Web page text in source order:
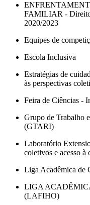
FAMILIAR -
2020/2023
Equipes de
Escola Inclusiva
Estratégias de
às perspectivas
Feira de Ciências -
Grupo de Trabalho
(GTARI)
Laboratório
coletivos e acesso
Liga Acadêmica de
LIGA
(LAFIHO)